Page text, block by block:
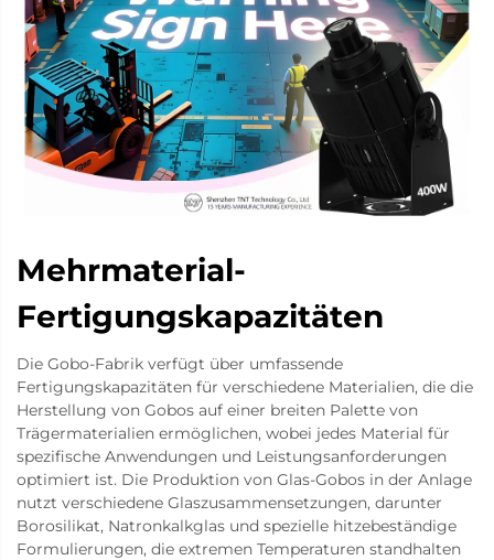
Mehrmaterial-
Fertigungskapazitäten
Die Gobo-Fabrik verfügt über umfassende
Fertigungskapazitäten für verschiedene Materialien, die die
Herstellung von Gobos auf einer breiten Palette von
Trägermaterialien ermöglichen, wobei jedes Material für
spezifische Anwendungen und Leistungsanforderungen
optimiert ist. Die Produktion von Glas-Gobos in der Anlage
nutzt verschiedene Glaszusammensetzungen, darunter
Borosilikat, Natronkalkglas und spezielle hitzebeständige
Formulierungen, die extremen Temperaturen standhalten